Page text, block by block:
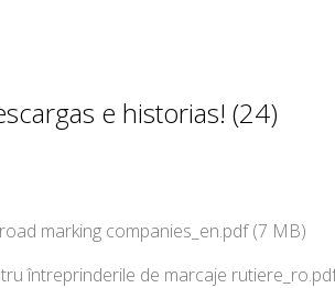
e historias! (24)
marking companies_en.pdf (7 MB)
întreprinderile de marcaje